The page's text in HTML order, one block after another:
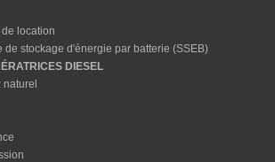
location
de stockage d'énergie par batterie (SSEB)
DIESEL
naturel